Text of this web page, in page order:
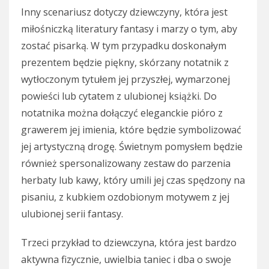
Inny scenariusz dotyczy dziewczyny, która jest
miłośniczką literatury fantasy i marzy o tym, aby
zostać pisarką. W tym przypadku doskonałym
prezentem będzie piękny, skórzany notatnik z
wytłoczonym tytułem jej przyszłej, wymarzonej
powieści lub cytatem z ulubionej książki. Do
notatnika można dołączyć eleganckie pióro z
grawerem jej imienia, które będzie symbolizować
jej artystyczną drogę. Świetnym pomysłem będzie
również spersonalizowany zestaw do parzenia
herbaty lub kawy, który umili jej czas spędzony na
pisaniu, z kubkiem ozdobionym motywem z jej
ulubionej serii fantasy.
Trzeci przykład to dziewczyna, która jest bardzo
aktywna fizycznie, uwielbia taniec i dba o swoje